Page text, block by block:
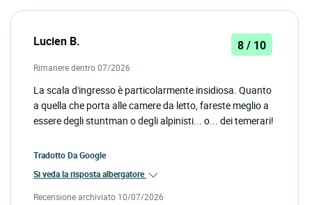
Lucien B. 8 / 10
Rimanere dentro 07/2026
La scala d'ingresso è particolarmente insidiosa. Quanto
a quella che porta alle camere da letto, fareste meglio a
essere degli stuntman o degli alpinisti... o... dei temerari!
Tradotto DaGoogle
Si veda la risposta albergatore
Recensione archiviato 10/07/2026